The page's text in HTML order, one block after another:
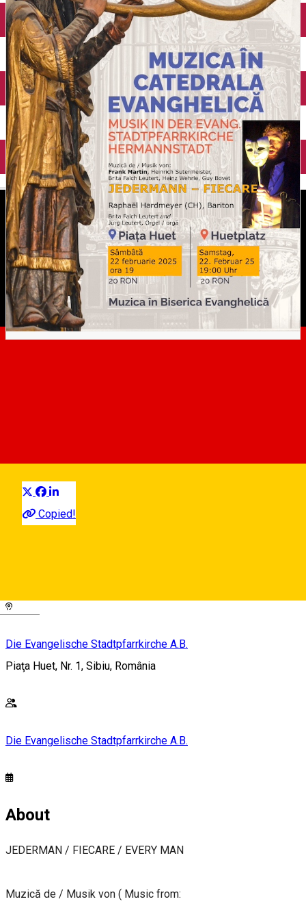
English
Deutsch
Copied!
Klassische Musik
Die Evangelische Stadtpfarrkirche A.B.
Piaţa Huet, Nr. 1, Sibiu, România
Die Evangelische Stadtpfarrkirche A.B.
About
JEDERMAN / FIECARE / EVERY MAN
Muzică de / Musik von ( Music from: